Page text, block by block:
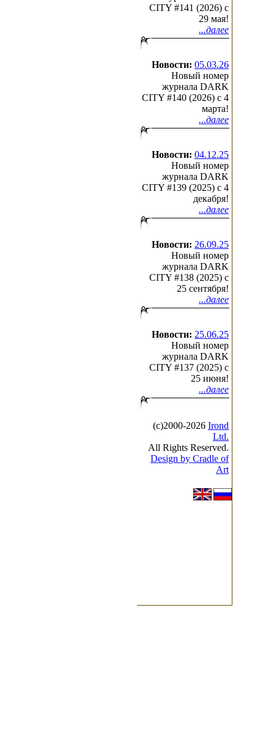
CITY #141 (2026) c
29 мая!
...далее
Новости: 05.03.26
Новый номер
журнала DARK
CITY #140 (2026) c 4
марта!
...далее
Новости: 04.12.25
Новый номер
журнала DARK
CITY #139 (2025) c 4
декабря!
...далее
Новости: 26.09.25
Новый номер
журнала DARK
CITY #138 (2025) c
25 сентября!
...далее
Новости: 25.06.25
Новый номер
журнала DARK
CITY #137 (2025) c
25 июня!
...далее
(с)2000-2026 Irond
Ltd.
All Rights Reserved.
Design by Cradle of
Art